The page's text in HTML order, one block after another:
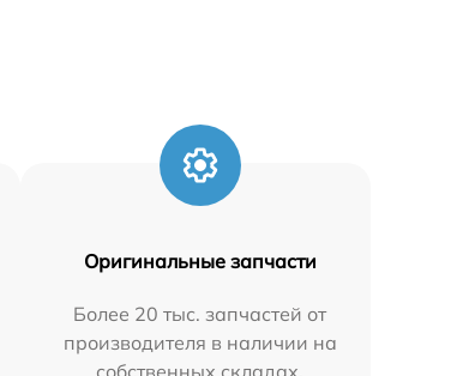
Оригинальные запчасти
Более 20 тыс. запчастей от
производителя в наличии на